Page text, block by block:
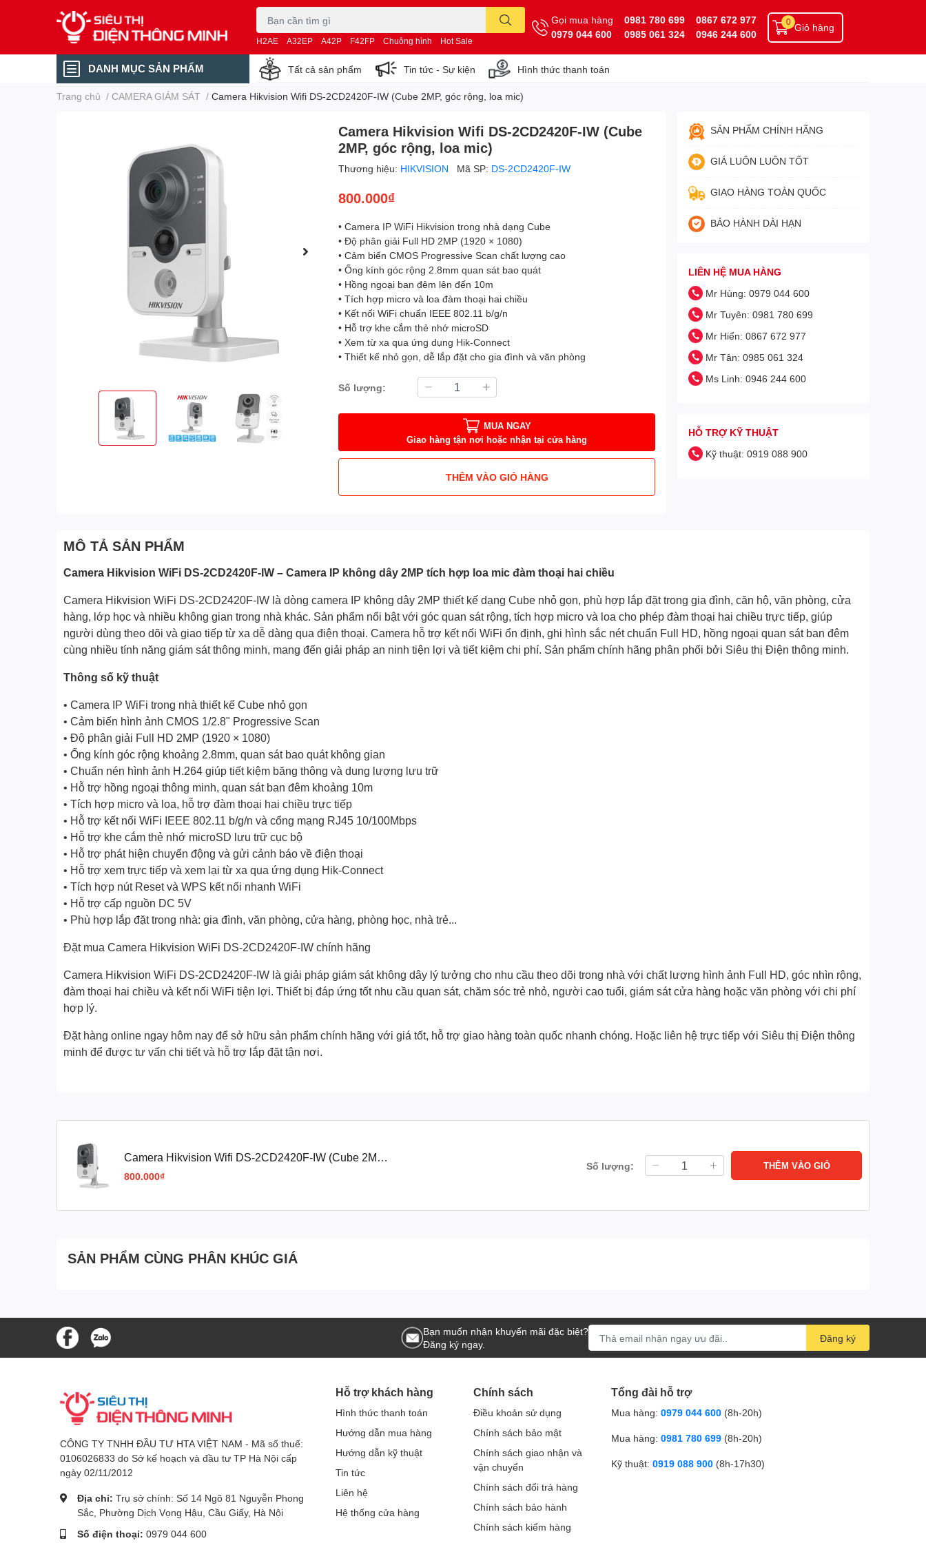
H2AE A32EP A42P F42FP Chuông hình Hot Sale
Gọi mua hàng
0979 044 600
0981 780 699
0985 061 324
0867 672 977
0946 244 600
Giỏ hàng
0
DANH MỤC SẢN PHẨM Tất cả sản phẩm Tin tức - Sự kiện Hình thức thanh toán
Trang chủ / CAMERA GIÁM SÁT / Camera Hikvision Wifi DS-2CD2420F-IW (Cube 2MP, góc rộng, loa mic)
Camera Hikvision Wifi DS-2CD2420F-IW (Cube
2MP, góc rộng, loa mic)
Thương hiệu: HIKVISION Mã SP: DS-2CD2420F-IW
800.000₫
• Camera IP WiFi Hikvision trong nhà dạng Cube
• Độ phân giải Full HD 2MP (1920 × 1080)
• Cảm biến CMOS Progressive Scan chất lượng cao
• Ống kính góc rộng 2.8mm quan sát bao quát
• Hồng ngoại ban đêm lên đến 10m
• Tích hợp micro và loa đàm thoại hai chiều
• Kết nối WiFi chuẩn IEEE 802.11 b/g/n
• Hỗ trợ khe cắm thẻ nhớ microSD
• Xem từ xa qua ứng dụng Hik-Connect
• Thiết kế nhỏ gọn, dễ lắp đặt cho gia đình và văn phòng
Số lượng:
MUA NGAY
Giao hàng tận nơi hoặc nhận tại cửa hàng
THÊM VÀO GIỎ HÀNG
SẢN PHẨM CHÍNH HÃNG
GIÁ LUÔN LUÔN TỐT
GIAO HÀNG TOÀN QUỐC
BẢO HÀNH DÀI HẠN
LIÊN HỆ MUA HÀNG
Mr Hùng: 0979 044 600
Mr Tuyên: 0981 780 699
Mr Hiển: 0867 672 977
Mr Tân: 0985 061 324
Ms Linh: 0946 244 600
HỖ TRỢ KỸ THUẬT
Kỹ thuật: 0919 088 900
MÔ TẢ SẢN PHẨM
Camera Hikvision WiFi DS-2CD2420F-IW – Camera IP không dây 2MP tích hợp loa mic đàm thoại hai chiều
Camera Hikvision WiFi DS-2CD2420F-IW là dòng camera IP không dây 2MP thiết kế dạng Cube nhỏ gọn, phù hợp lắp đặt trong gia đình, căn hộ, văn phòng, cửa
hàng, lớp học và nhiều không gian trong nhà khác. Sản phẩm nổi bật với góc quan sát rộng, tích hợp micro và loa cho phép đàm thoại hai chiều trực tiếp, giúp
người dùng theo dõi và giao tiếp từ xa dễ dàng qua điện thoại. Camera hỗ trợ kết nối WiFi ổn định, ghi hình sắc nét chuẩn Full HD, hồng ngoại quan sát ban đêm
cùng nhiều tính năng giám sát thông minh, mang đến giải pháp an ninh tiện lợi và tiết kiệm chi phí. Sản phẩm chính hãng phân phối bởi Siêu thị Điện thông minh.
Thông số kỹ thuật
• Camera IP WiFi trong nhà thiết kế Cube nhỏ gọn
• Cảm biến hình ảnh CMOS 1/2.8" Progressive Scan
• Độ phân giải Full HD 2MP (1920 × 1080)
• Ống kính góc rộng khoảng 2.8mm, quan sát bao quát không gian
• Chuẩn nén hình ảnh H.264 giúp tiết kiệm băng thông và dung lượng lưu trữ
• Hỗ trợ hồng ngoại thông minh, quan sát ban đêm khoảng 10m
• Tích hợp micro và loa, hỗ trợ đàm thoại hai chiều trực tiếp
• Hỗ trợ kết nối WiFi IEEE 802.11 b/g/n và cổng mạng RJ45 10/100Mbps
• Hỗ trợ khe cắm thẻ nhớ microSD lưu trữ cục bộ
• Hỗ trợ phát hiện chuyển động và gửi cảnh báo về điện thoại
• Hỗ trợ xem trực tiếp và xem lại từ xa qua ứng dụng Hik-Connect
• Tích hợp nút Reset và WPS kết nối nhanh WiFi
• Hỗ trợ cấp nguồn DC 5V
• Phù hợp lắp đặt trong nhà: gia đình, văn phòng, cửa hàng, phòng học, nhà trẻ...
Đặt mua Camera Hikvision WiFi DS-2CD2420F-IW chính hãng
Camera Hikvision WiFi DS-2CD2420F-IW là giải pháp giám sát không dây lý tưởng cho nhu cầu theo dõi trong nhà với chất lượng hình ảnh Full HD, góc nhìn rộng,
đàm thoại hai chiều và kết nối WiFi tiện lợi. Thiết bị đáp ứng tốt nhu cầu quan sát, chăm sóc trẻ nhỏ, người cao tuổi, giám sát cửa hàng hoặc văn phòng với chi phí
hợp lý.
Đặt hàng online ngay hôm nay để sở hữu sản phẩm chính hãng với giá tốt, hỗ trợ giao hàng toàn quốc nhanh chóng. Hoặc liên hệ trực tiếp với Siêu thị Điện thông
minh để được tư vấn chi tiết và hỗ trợ lắp đặt tận nơi.
Camera Hikvision Wifi DS-2CD2420F-IW (Cube 2MP,
góc rộng, loa mic)
800.000₫
Số lượng: THÊM VÀO GIỎ
SẢN PHẨM CÙNG PHÂN KHÚC GIÁ
Bạn muốn nhận khuyến mãi đặc biệt?
Đăng ký ngay.
Đăng ký
CÔNG TY TNHH ĐẦU TƯ HTA VIỆT NAM - Mã số thuế:
0106026833 do Sở kế hoạch và đầu tư TP Hà Nội cấp
ngày 02/11/2012
Địa chỉ: Trụ sở chính: Số 14 Ngõ 81 Nguyễn Phong
Sắc, Phường Dịch Vọng Hậu, Cầu Giấy, Hà Nội
Số điện thoại: 0979 044 600
Hỗ trợ khách hàng
Hình thức thanh toán
Hướng dẫn mua hàng
Hướng dẫn kỹ thuật
Tin tức
Liên hệ
Hệ thống cửa hàng
Chính sách
Điều khoản sử dụng
Chính sách bảo mật
Chính sách giao nhận và
vận chuyển
Chính sách đổi trả hàng
Chính sách bảo hành
Chính sách kiểm hàng
Tổng đài hỗ trợ
Mua hàng: 0979 044 600 (8h-20h)
Mua hàng: 0981 780 699 (8h-20h)
Kỹ thuật: 0919 088 900 (8h-17h30)